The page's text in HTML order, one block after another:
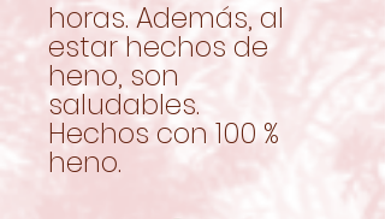
horas. Además, al
estar hechos de
heno, son
saludables.
Hechos con 100 %
heno.